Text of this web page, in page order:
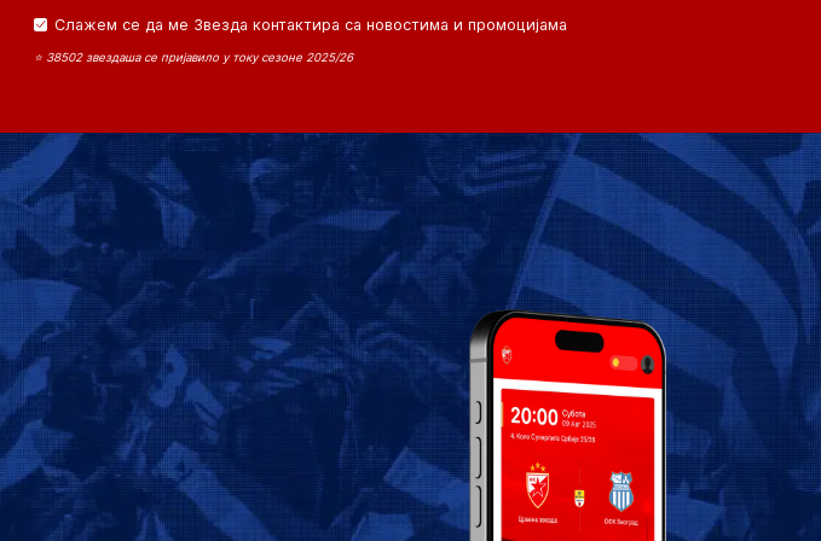
Слажем се да ме Звезда контактира са новостима и промоцијама
⭐ 38502 звездаша се пријавило у току сезоне 2025/26